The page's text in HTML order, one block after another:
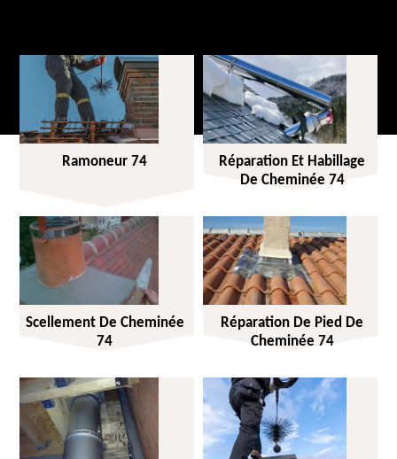
Ramoneur 74
Réparation Et Habillage
De Cheminée 74
Scellement De Cheminée
74
Réparation De Pied De
Cheminée 74